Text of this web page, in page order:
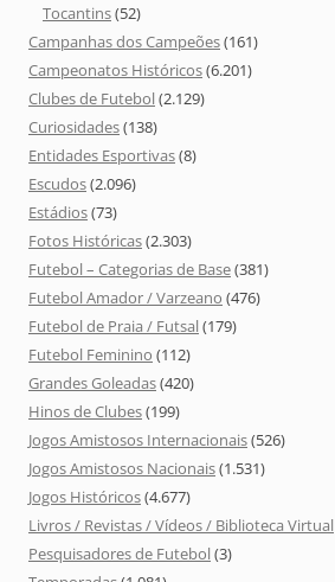
Tocantins(52)
Campanhas dos Campeões(161)
Campeonatos Históricos(6.201)
Clubes de Futebol(2.129)
Curiosidades(138)
Entidades Esportivas(8)
Escudos(2.096)
Estádios(73)
Fotos Históricas(2.303)
Futebol – Categorias de Base(381)
Futebol Amador / Varzeano (476)
Futebol de Praia / Futsal(179)
Futebol Feminino (112)
Grandes Goleadas(420)
Hinos de Clubes(199)
Jogos Amistosos Internacionais(526)
Jogos Amistosos Nacionais(1.531)
Jogos Históricos(4.677)
Livros / Revistas / Vídeos / Biblioteca Virtual
Pesquisadores de Futebol(3)